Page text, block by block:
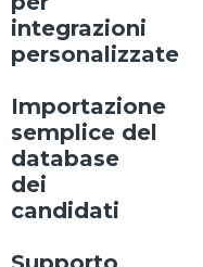
integrazioni
personalizzate
Importazione
semplice del
database
dei
candidati